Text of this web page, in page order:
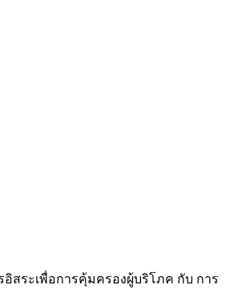
อิสระเพื่อการคุ้มครองผู้บริโภค กั­บ การ